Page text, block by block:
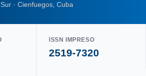
· Cienfuegos, Cuba
ISSN IMPRESO
2519-7320